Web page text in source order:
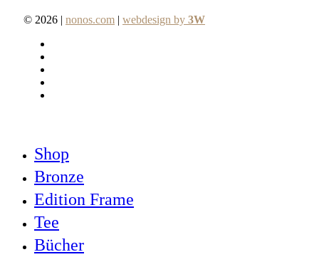
© 2026 | nonos.com | webdesign by 3W
Menu
Shop
Bronze
Edition Frame
Tee
Bücher